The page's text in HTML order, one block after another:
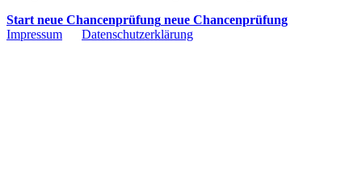
Start neue Chancenprüfung neue Chancenprüfung
Impressum
Datenschutzerklärung